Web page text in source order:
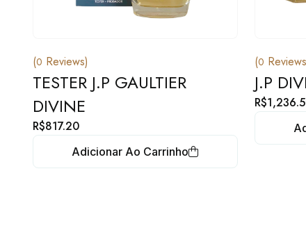
(0 Reviews)
TESTER J.P GAULTIER
DIVINE
R$817.20
Adicionar Ao Carrinho
(0
J.P
R$